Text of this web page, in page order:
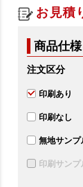
お見積
商品仕
注文区分
印刷あり
印刷なし
無地サンプ
印刷サンプ